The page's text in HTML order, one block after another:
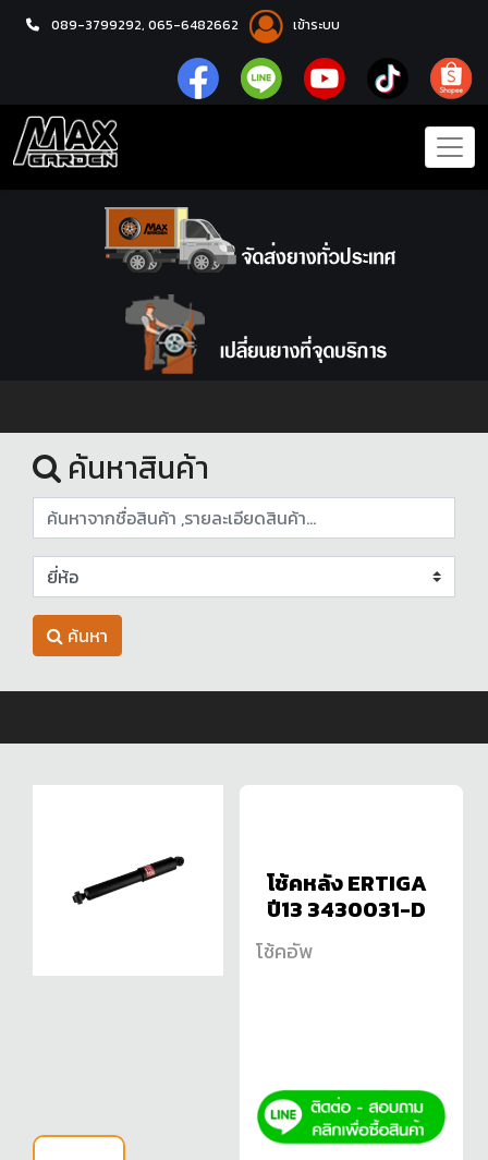
089-3799292, 065-6482662 เข้าระบบ
หน้าแรก
ค้นหาสินค้า
ค้นหา
โช้คหลัง ERTIGA
ปี13 3430031-D
โช้คอัพ